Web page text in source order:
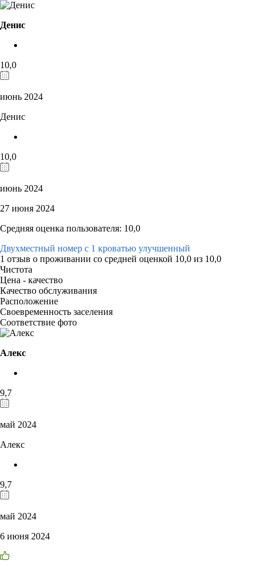
Денис
10,0
июнь 2024
Денис
10,0
июнь 2024
27 июня 2024
Средняя оценка пользователя: 10,0
Двухместный номер с 1 кроватью улучшенный
1 отзыв о проживании со средней оценкой 10,0 из 10,0
Чистота
Цена - качество
Качество обслуживания
Расположение
Своевременность заселения
Соответствие фото
Алекс
9,7
май 2024
Алекс
9,7
май 2024
6 июня 2024